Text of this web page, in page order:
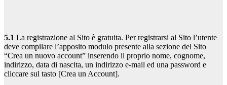
5.1 La registrazione al Sito è gratuita. Per registrarsi al Sito l’utente
deve compilare l’apposito modulo presente alla sezione del Sito
“Crea un nuovo account” inserendo il proprio nome, cognome,
indirizzo, data di nascita, un indirizzo e-mail ed una password e
cliccare sul tasto [Crea un Account].